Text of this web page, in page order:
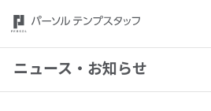
ニュース・お知らせ